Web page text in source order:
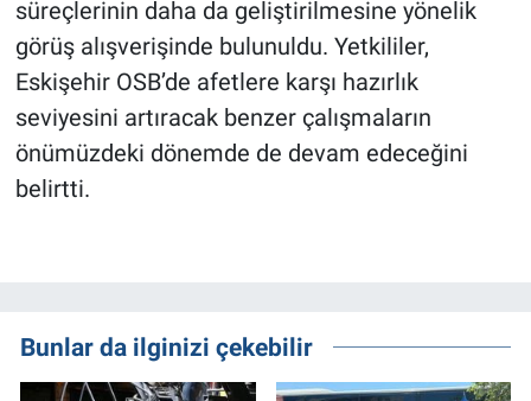
süreçlerinin daha da geliştirilmesine yönelik
görüş alışverişinde bulunuldu. Yetkililer,
Eskişehir OSB’de afetlere karşı hazırlık
seviyesini artıracak benzer çalışmaların
önümüzdeki dönemde de devam edeceğini
belirtti.
Bunlar da ilginizi çekebilir